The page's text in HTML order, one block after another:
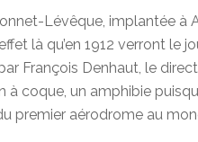
Lévêque, implantée à
là qu’en 1912 verront le
François Denhaut, le
à coque, un amphibie
premier aérodrome au